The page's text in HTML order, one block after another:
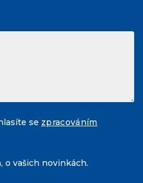
se zpracováním
o vašich novinkách.